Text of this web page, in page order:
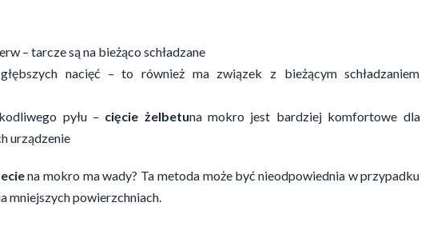
– tarcze są na bieżąco schładzane
nacięć – to również ma związek z bieżącym schładzaniem
pyłu – cięcie żelbetuna mokro jest bardziej komfortowe dla
urządzenie
na mokro ma wady? Ta metoda może być nieodpowiednia w przypadku
mniejszych powierzchniach.